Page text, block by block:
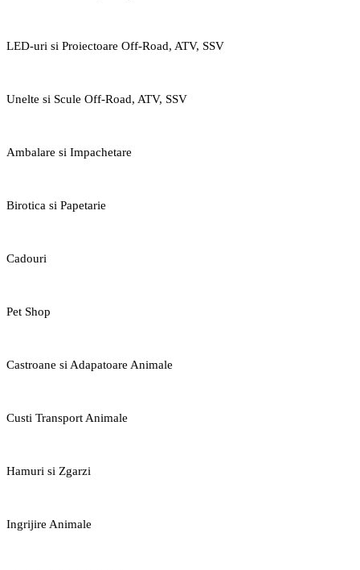
LED-uri si Proiectoare Off-Road, ATV, SSV
Unelte si Scule Off-Road, ATV, SSV
Ambalare si Impachetare
Birotica si Papetarie
Cadouri
Pet Shop
Castroane si Adapatoare Animale
Custi Transport Animale
Hamuri si Zgarzi
Ingrijire Animale